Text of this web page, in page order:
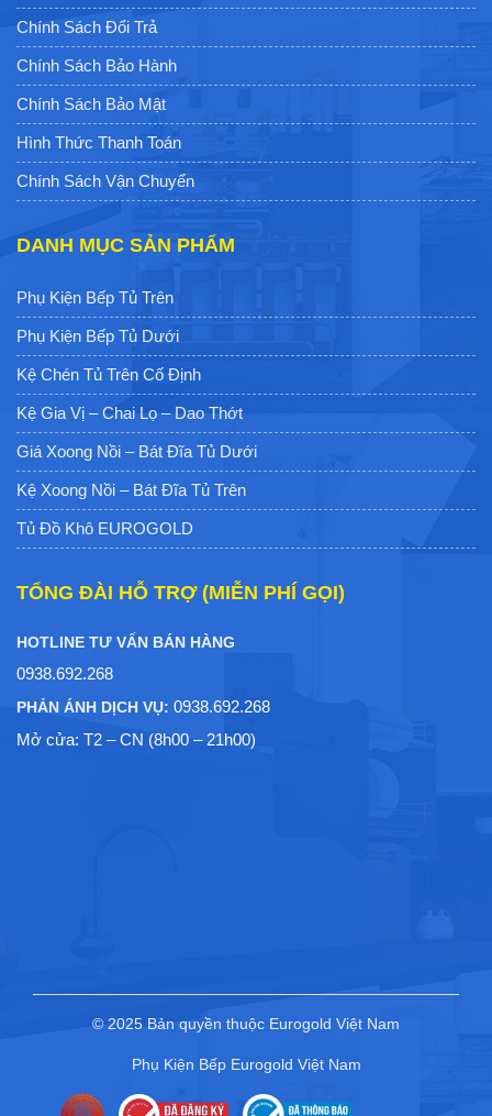
Chính Sách Đổi Trả
Chính Sách Bảo Hành
Chính Sách Bảo Mật
Hình Thức Thanh Toán
Chính Sách Vận Chuyển
DANH MỤC SẢN PHẨM
Phụ Kiện Bếp Tủ Trên
Phụ Kiện Bếp Tủ Dưới
Kệ Chén Tủ Trên Cố Định
Kệ Gia Vị – Chai Lọ – Dao Thớt
Giá Xoong Nồi – Bát Đĩa Tủ Dưới
Kệ Xoong Nồi – Bát Đĩa Tủ Trên
Tủ Đồ Khô EUROGOLD
TỔNG ĐÀI HỖ TRỢ (MIỄN PHÍ GỌI)
HOTLINE TƯ VẤN BÁN HÀNG
0938.692.268
PHẢN ÁNH DỊCH VỤ: 0938.692.268
Mở cửa: T2 – CN (8h00 – 21h00)
© 2025 Bản quyền thuộc Eurogold Việt Nam
Phụ Kiện Bếp Eurogold Việt Nam